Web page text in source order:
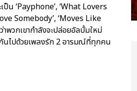
น ‘Payphone’, ‘What Lovers
Somebody’, ‘Moves Like
พวกเขากำลังจะปล่อยอัลบั้มใหม่
นไปด้วยเพลงรัก 2 อารมณ์ที่ทุกคน